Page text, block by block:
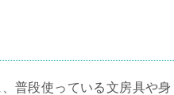
普段使っている文房具や身